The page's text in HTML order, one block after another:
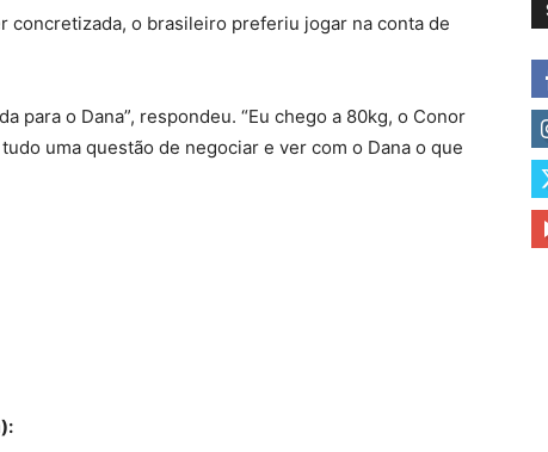
concretizada, o brasileiro preferiu jogar na conta de
para o Dana”, respondeu. “Eu chego a 80kg, o Conor
uma questão de negociar e ver com o Dana o que